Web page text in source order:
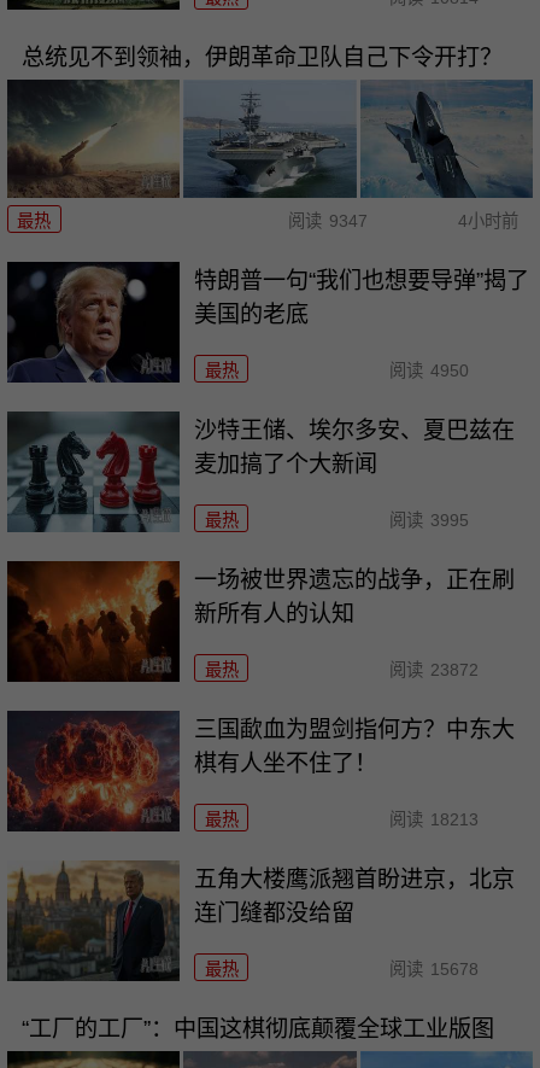
总统见不到领袖，伊朗革命卫队自己下令开打？
最热 阅读 9347 4小时前
特朗普一句“我们也想要导弹”揭了
美国的老底
最热 阅读 4950
沙特王储、埃尔多安、夏巴兹在
麦加搞了个大新闻
最热 阅读 3995
一场被世界遗忘的战争，正在刷
新所有人的认知
最热 阅读 23872
三国歃血为盟剑指何方？中东大
棋有人坐不住了！
最热 阅读 18213
五角大楼鹰派翘首盼进京，北京
连门缝都没给留
最热 阅读 15678
“工厂的工厂”：中国这棋彻底颠覆全球工业版图